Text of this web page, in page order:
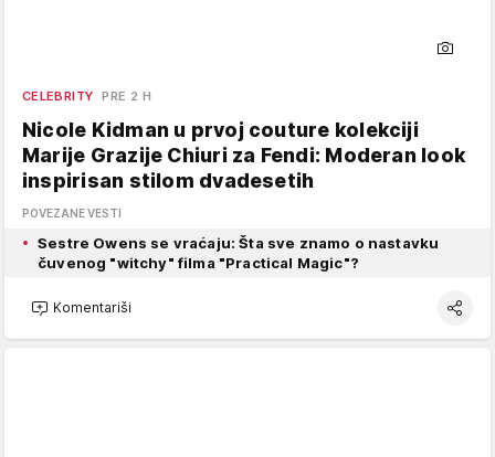
CELEBRITY PRE 2 H
Nicole Kidman u prvoj couture kolekciji
Marije Grazije Chiuri za Fendi: Moderan look
inspirisan stilom dvadesetih
POVEZANE VESTI
Sestre Owens se vraćaju: Šta sve znamo o nastavku
čuvenog "witchy" filma "Practical Magic"?
Komentariši